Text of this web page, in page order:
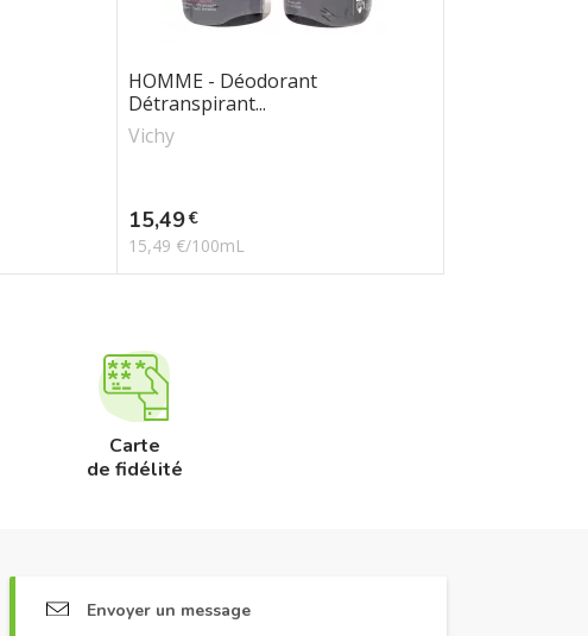
HOMME - Déodorant
Détranspirant...
Vichy
Prix
15,49€
15,49 €/100mL
Carte
de fidélité
Envoyer un message